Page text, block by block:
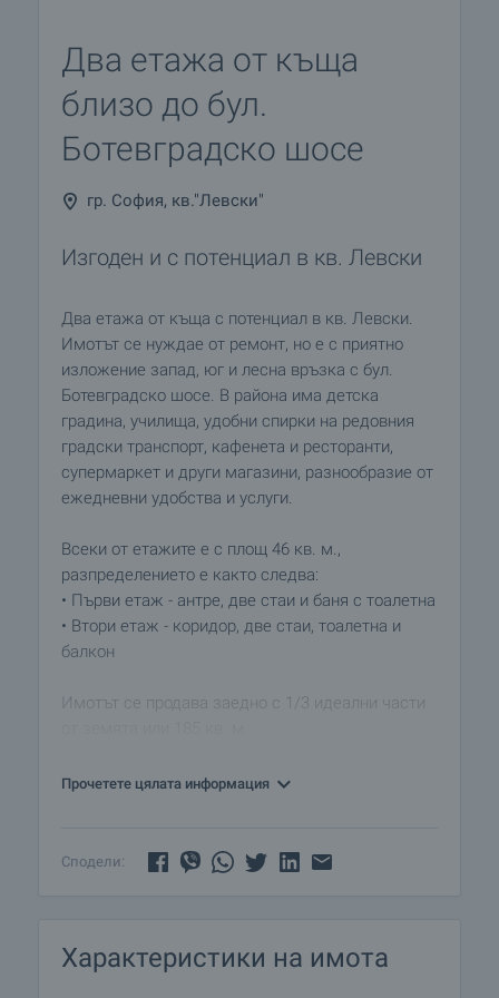
Два етажа от къща
близо до бул.
Ботевградско шосе
гр. София, кв."Левски"
Изгоден и с потенциал в кв. Левски
Два етажа от къща с потенциал в кв. Левски.
Имотът се нуждае от ремонт, но е с приятно
изложение запад, юг и лесна връзка с бул.
Ботевградско шосе. В района има детска
градина, училища, удобни спирки на редовния
градски транспорт, кафенета и ресторанти,
супермаркет и други магазини, разнообразие от
ежедневни удобства и услуги.
Всеки от етажите е с площ 46 кв. м.,
разпределението е както следва:
• Първи етаж - антре, две стаи и баня с тоалетна
• Втори етаж - коридор, две стаи, тоалетна и
балкон
Имотът се продава заедно с 1/3 идеални части
Кварталът се намира в североизточните райони
шосе” и „Владимир Вазов”. Предстои пускането
Оглед на имота
Прочетете цялата информация
Сподели:
Характеристики на имота